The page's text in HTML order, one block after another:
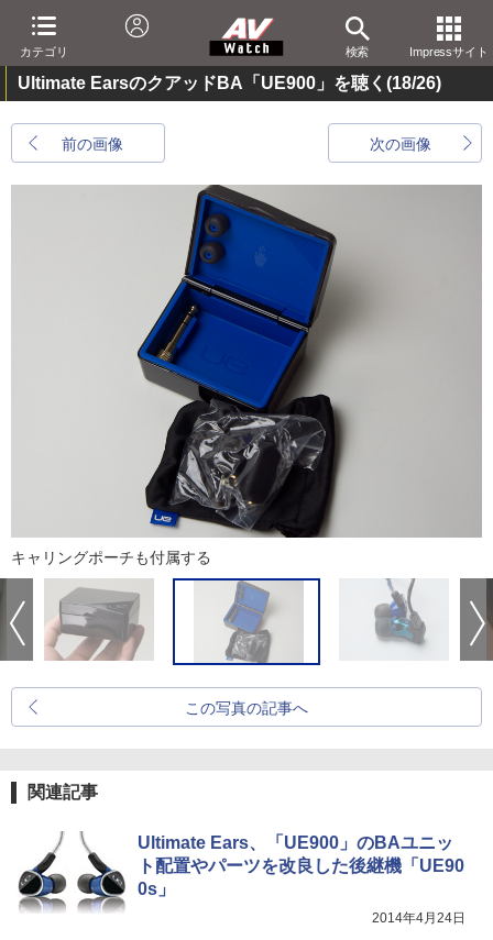
カテゴリ 検索 Impressサイト
Ultimate EarsのクアッドBA「UE900」を聴く (18/26)
前の画像 次の画像
キャリングポーチも付属する
この写真の記事へ
関連記事
Ultimate Ears、「UE900」のBAユニッ
ト配置やパーツを改良した後継機「UE90
0s」
2014年4月24日